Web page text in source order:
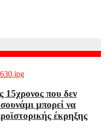
15χρονος που δεν
μπορεί να
έκρηξης